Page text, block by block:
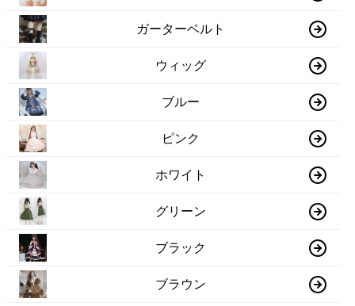
ガーターベルト
ウィッグ
ブルー
ピンク
ホワイト
グリーン
ブラック
ブラウン